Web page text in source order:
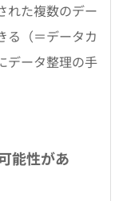
れた複数のデー
る（＝データカ
データ整理の手
能性があ